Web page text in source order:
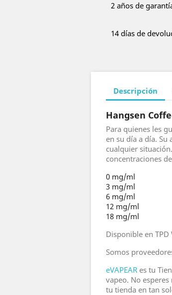
2 años de
14 días de
Descripción
Hangsen
Para quienes les
en su día a día.
cualquier
concentraciones
0 mg/ml
3 mg/ml
6 mg/ml
12 mg/ml
18 mg/ml
Disponible en TPD
Somos
eVAPEAR es tu
vapeo. No
tu tienda en tan